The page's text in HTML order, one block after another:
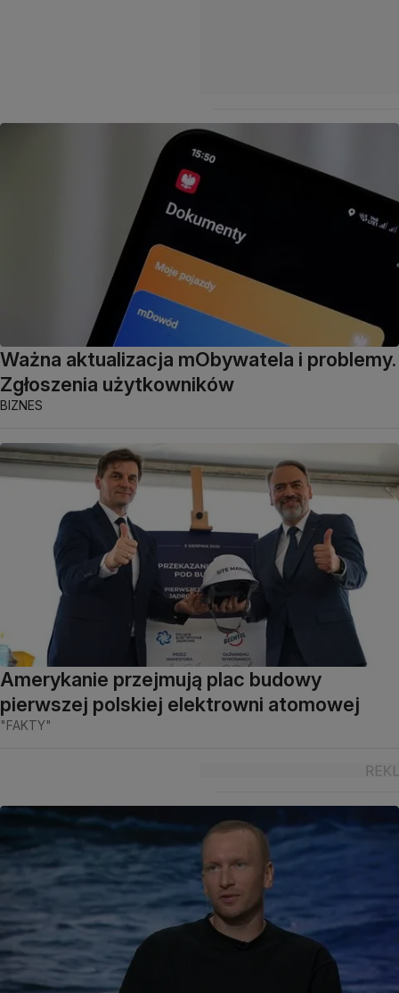
Ważna aktualizacja mObywatela i problemy.
Zgłoszenia użytkowników
BIZNES
Amerykanie przejmują plac budowy
pierwszej polskiej elektrowni atomowej
"FAKTY"